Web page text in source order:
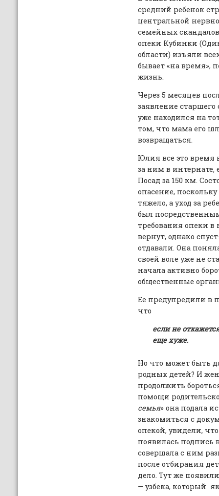
средний ребенок
центральной
семейных
опеки Кубинки
области) изъяли
бывает «на время»,
жизнь.
Через 5 месяцев
заявление
уже находился на
том, что мама его
возвращаться.
Юлия все это время
за ним в интернате,
Посад за 150 км.
опасение,
тяжело, а уход за
был
требования опеки в
вернут, однако
отдавали. Она
своей воле уже не
начала активно
общественные
Ее предупредили в
что
если не
еще хуже.
Но что может быть
родных детей? И
продолжить
помощи
семья» она подала
знакомиться с
опекой, увидели,
появилась подпись
совершала с ним
после отбирания
дело. Тут же
— узбека, который